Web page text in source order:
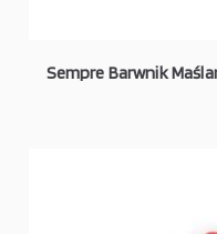
Sempre Barwnik